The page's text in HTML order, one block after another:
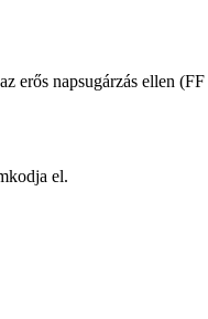
napsugárzás ellen
el.